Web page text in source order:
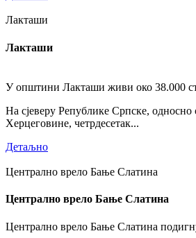
Лакташи
Лакташи
У општини Лакташи живи око 38.000
На сјеверу Републике Српске, односно
Херцеговине, четрдесетак...
Детаљно
Централно врело Бање Слатина
Централно врело Бање Слатина
Централно врело Бање Слатина